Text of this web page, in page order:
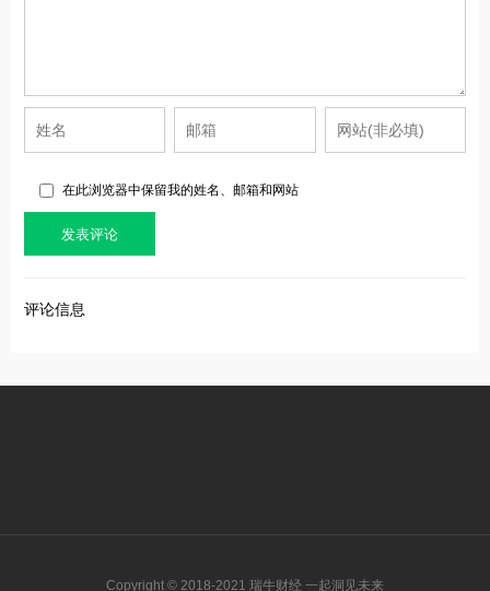
在此浏览器中保留我的姓名、邮箱和网站
评论信息
Copyright © 2018-2021 瑞牛财经 一起洞见未来